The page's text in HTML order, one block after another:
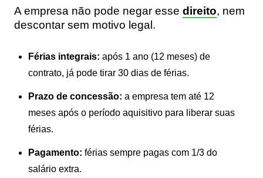
A empresa não pode negar esse direito, nem
descontar sem motivo legal.
Férias integrais: após 1 ano (12 meses) de
contrato, já pode tirar 30 dias de férias.
Prazo de concessão: a empresa tem até 12
meses após o período aquisitivo para liberar suas
férias.
Pagamento: férias sempre pagas com 1/3 do
salário extra.